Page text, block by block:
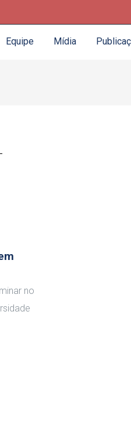
Equipe Mídia
no